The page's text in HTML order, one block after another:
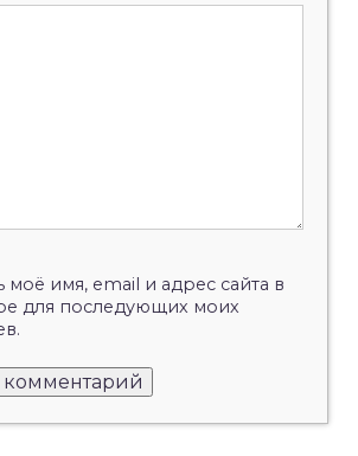
моё имя, email и адрес сайта в
для последующих моих